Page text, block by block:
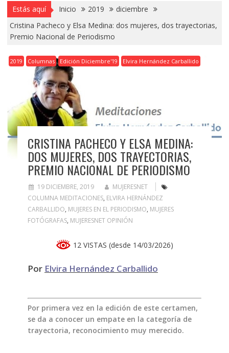
Estás aquí Inicio 2019
diciembre
Cristina Pacheco y Elsa Medina: dos mujeres, dos trayectorias,
Premio Nacional de Periodismo
2019 Columnas Edición Diciembre'19 Elvira Hernández Carballido
CRISTINA PACHECO Y ELSA MEDINA:
DOS MUJERES, DOS TRAYECTORIAS,
PREMIO NACIONAL DE PERIODISMO
19 DICIEMBRE, 2019
MUJERESNET
COLUMNA MEDITACIONES, ELVIRA HERNÁNDEZ
CARBALLIDO, MUJERES EN EL PERIODISMO, MUJERES
FOTÓGRAFAS, MUJERESNET OPINIÓN
12 VISTAS (desde 14/03/2026)
Por Elvira Hernández Carballido
Por primera vez en la edición de este certamen,
se da a conocer un empate en la categoría de
trayectoria, reconocimiento muy merecido.